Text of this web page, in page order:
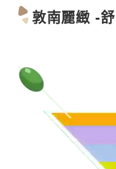
敦南麗緻 -